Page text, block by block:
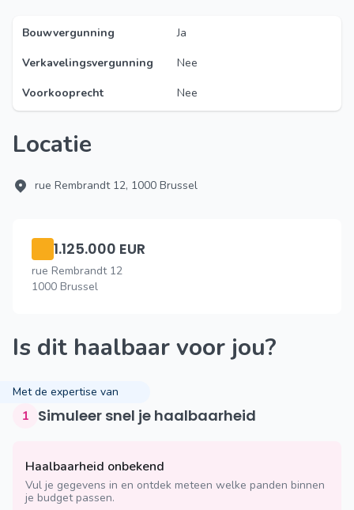
Bouwvergunning
Ja
Verkavelingsvergunning
Nee
Voorkooprecht
Nee
Locatie
rue Rembrandt 12, 1000 Brussel
1.125.000 EUR
rue Rembrandt 12
1000 Brussel
Is dit haalbaar voor jou?
Met de expertise van
1 Simuleer snel je haalbaarheid
Haalbaarheid onbekend
Vul je gegevens in en ontdek meteen welke panden binnen
je budget passen.